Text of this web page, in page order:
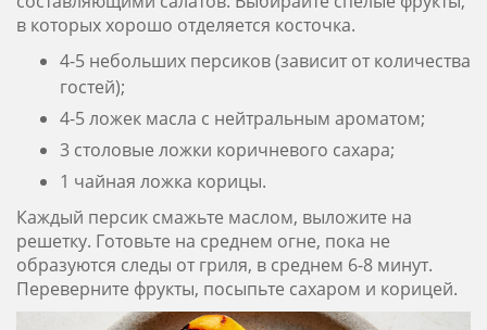
в которых хорошо отделяется косточка.
4-5 небольших персиков (зависит от количества
гостей);
4-5 ложек масла с нейтральным ароматом;
3 столовые ложки коричневого сахара;
1 чайная ложка корицы.
Каждый персик смажьте маслом, выложите на
решетку. Готовьте на среднем огне, пока не
образуются следы от гриля, в среднем 6-8 минут.
Переверните фрукты, посыпьте сахаром и корицей.